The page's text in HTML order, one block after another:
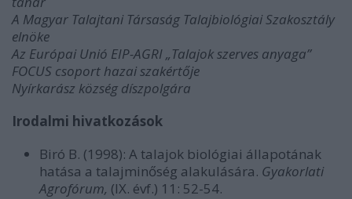
A Magyar Talajtani Társaság Talajbiológiai Szakosztály
elnöke
Az Európai Unió EIP-AGRI „Talajok szerves anyaga”
FOCUS csoport hazai szakértője
Nyírkarász község díszpolgára
Irodalmi hivatkozások
Biró B. (1998): A talajok biológiai állapotának
hatása a talajminőség alakulására. Gyakorlati
Agrofórum, (IX. évf.) 11: 52-54.